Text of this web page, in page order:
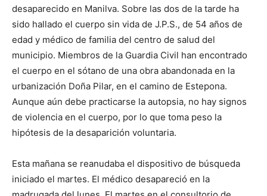
desaparecido en Manilva. Sobre las dos de la tarde ha
sido hallado el cuerpo sin vida de J.P.S., de 54 años de
edad y médico de familia del centro de salud del
municipio. Miembros de la Guardia Civil han encontrado
el cuerpo en el sótano de una obra abandonada en la
urbanización Doña Pilar, en el camino de Estepona.
Aunque aún debe practicarse la autopsia, no hay signos
de violencia en el cuerpo, por lo que toma peso la
hipótesis de la desaparición voluntaria.
Esta mañana se reanudaba el dispositivo de búsqueda
iniciado el martes. El médico desapareció en la